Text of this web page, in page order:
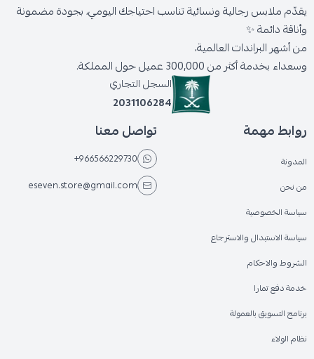
يقدّم ملابس رجالية ونسائية تناسب احتياجك اليومي، بجودة مضمونة
وأناقة دائمة ✨
من أشهر البراندات العالمية،
وسعداء بخدمة أكثر من 300,000 عميل حول المملكة.
السجل التجاري
2031106284
روابط مهمة
المدونة
من نحن
سياسة الخصوصية
سياسة الاستبدال والاسترجاع
الشروط والاحكام
خدمة دفع تمارا
برنامج التسويق بالعمولة
نظام الولاء
تواصل معنا
+966566229730
eseven.store@gmail.com